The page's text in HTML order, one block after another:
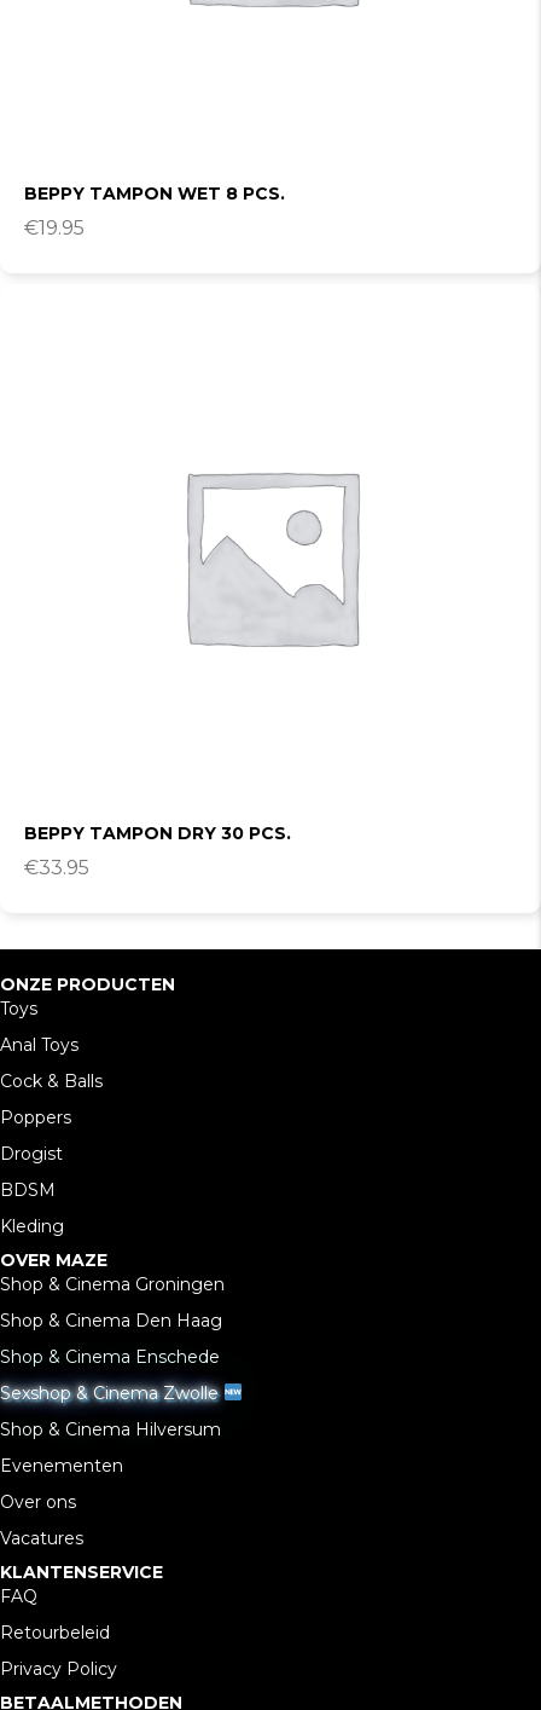
BEPPY TAMPON WET 8 PCS.
€19.95
BEPPY TAMPON DRY 30 PCS.
€33.95
ONZE PRODUCTEN
Toys
Anal Toys
Cock & Balls
Poppers
Drogist
BDSM
Kleding
OVER MAZE
Shop & Cinema Groningen
Shop & Cinema Den Haag
Shop & Cinema Enschede
Sexshop & Cinema Zwolle
Shop & Cinema Hilversum
Evenementen
Over ons
Vacatures
KLANTENSERVICE
FAQ
Retourbeleid
Privacy Policy
BETAALMETHODEN